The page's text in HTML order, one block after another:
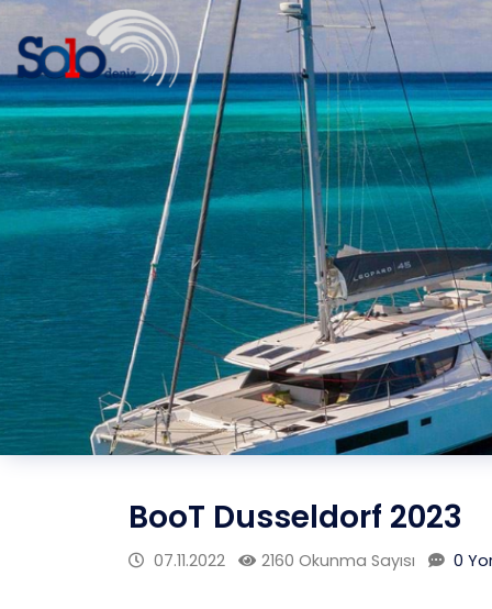
BooT Dusseldorf 2023
07.11.2022 2160 Okunma Sayısı 0